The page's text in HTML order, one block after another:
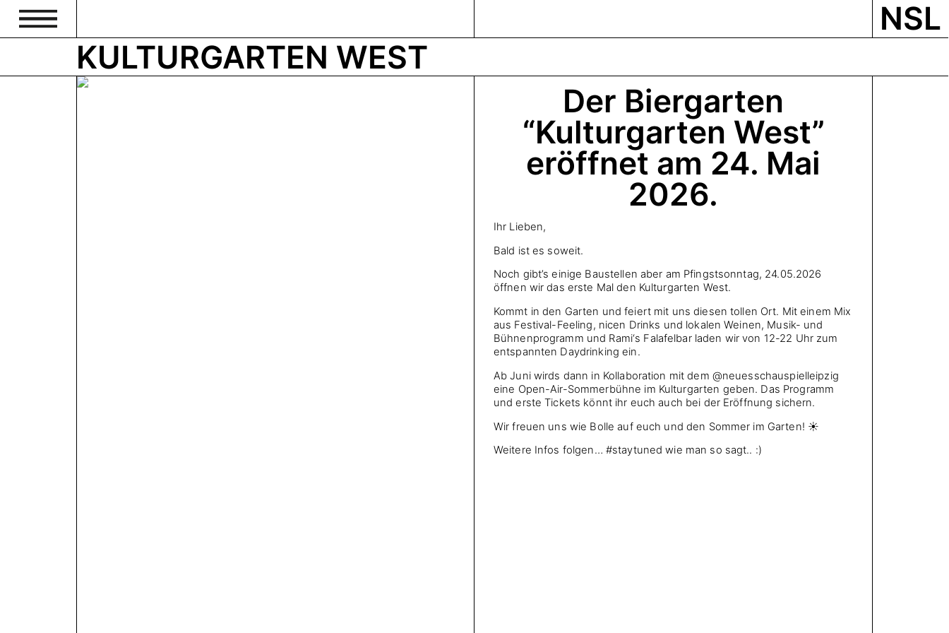
NSL
KULTURGARTEN WEST
Der Biergarten
“Kulturgarten West”
eröffnet am 24. Mai
2026.
Ihr Lieben,
Bald ist es soweit.
Noch gibt’s einige Baustellen aber am Pfingstsonntag, 24.05.2026
öffnen wir das erste Mal den Kulturgarten West.
Kommt in den Garten und feiert mit uns diesen tollen Ort. Mit einem Mix
aus Festival-Feeling, nicen Drinks und lokalen Weinen, Musik- und
Bühnenprogramm und Rami‘s Falafelbar laden wir von 12-22 Uhr zum
entspannten Daydrinking ein.
Ab Juni wirds dann in Kollaboration mit dem @neuesschauspielleipzig
eine Open-Air-Sommerbühne im Kulturgarten geben. Das Programm
und erste Tickets könnt ihr euch auch bei der Eröffnung sichern.
Wir freuen uns wie Bolle auf euch und den Sommer im Garten! ☀️
Weitere Infos folgen… #staytuned wie man so sagt.. :)